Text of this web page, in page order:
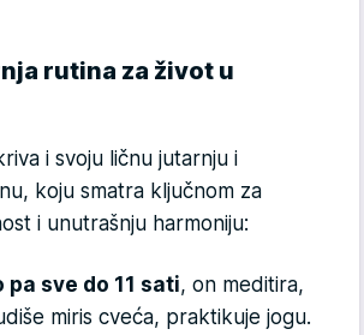
rutina za život u
i svoju ličnu jutarnju i
koju smatra ključnom za
i unutrašnju harmoniju:
pa sve do 11 sati, on meditira,
miris cveća, praktikuje jogu.